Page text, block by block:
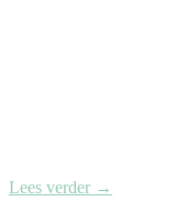
Lees verder →